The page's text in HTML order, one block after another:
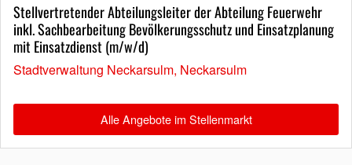
Stellvertretender Abteilungsleiter der Abteilung Feuerwehr
inkl. Sachbearbeitung Bevölkerungsschutz und Einsatzplanung
mit Einsatzdienst (m/w/d)
Stadtverwaltung Neckarsulm, Neckarsulm
Alle Angebote im Stellenmarkt